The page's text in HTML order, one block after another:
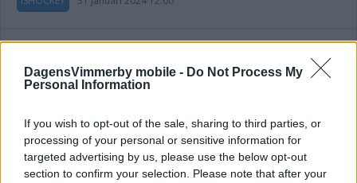
DagensVimmerby mobile - Do Not Process My
Personal Information
If you wish to opt-out of the sale, sharing to third parties, or
processing of your personal or sensitive information for
targeted advertising by us, please use the below opt-out
section to confirm your selection. Please note that after your
Horsky föll mot sitt forna lag: "Bara att
analysera och gå vidare"
ISHOCKEY 28 december 2023 22.18